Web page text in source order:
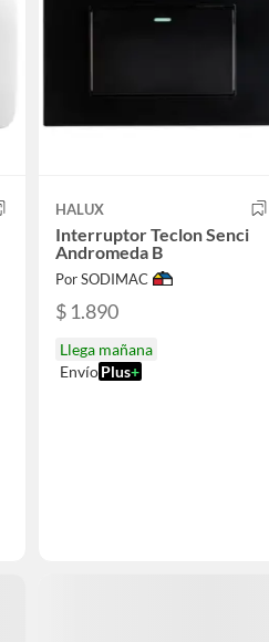
HALUX
Interruptor Teclon Senci
Andromeda B
Por SODIMAC
$ 1.890
Llega mañana
Envío Plus+